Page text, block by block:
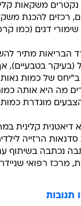
נקטרים משקאות
רכזים להכנת
דגים (כמו
הבריאות מתיר
(בעיקר בטבעיים),
של כמות
מה היא אותה
מוגדרת כמות
דיאטנית קלינית
סדנאות הרזייה
נכתבה בשיתוף
מרכז רפואי
תגובות